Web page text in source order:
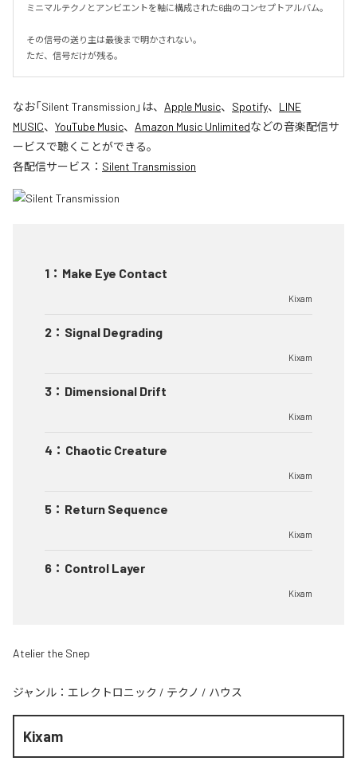
ミニマルテクノとアンビエントを軸に構成された6曲のコンセプトアルバム。
その信号の送り主は最後まで明かされない。
ただ、信号だけが残る。
なお「Silent Transmission 」は、 Apple Music、 Spotify、 LINE
MUSIC、 YouTube Music、 Amazon Music Unlimitedなどの音楽配信サ
ービスで聴くことができる。
各配信サービス： Silent Transmission
1 ： Make Eye Contact
Kixam
2 ： Signal Degrading
Kixam
3 ： Dimensional Drift
Kixam
4 ： Chaotic Creature
Kixam
5 ： Return Sequence
Kixam
6 ： Control Layer
Kixam
Atelier the Snep
ジャンル： エレクトロニック / テクノ / ハウス
Kixam